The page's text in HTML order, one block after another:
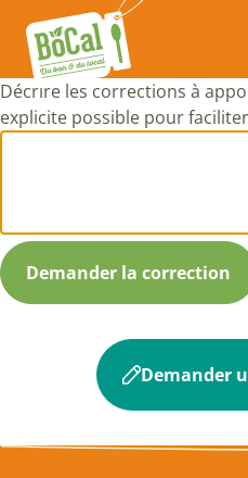
contenu
principal
Décrire les corrections à
explicite possible pour
Demander